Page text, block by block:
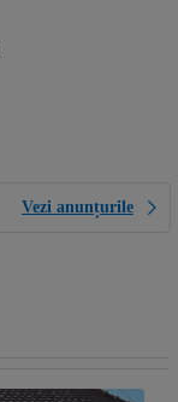
Vezi anunțurile